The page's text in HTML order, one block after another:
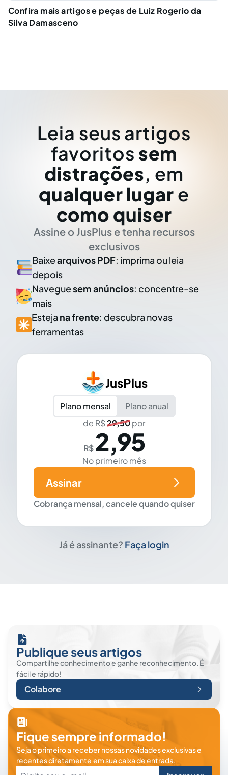
Confira mais artigos e peças de Luiz Rogerio da
Silva Damasceno
Leia seus artigos
favoritos sem
distrações, em
qualquer lugar e
como quiser
Assine o JusPlus e tenha recursos
exclusivos
Baixearquivos PDF: imprima ou leia
depois
Naveguesem anúncios: concentre-se
mais
Esteja na frente: descubra novas
ferramentas
JusPlus
Plano mensal
Plano anual
de R$29,50por
R$ 2,95
No primeiro mês
Cobrança mensal, cancele quando quiser
Assinar
Já é assinante? Faça login
Publique seus artigos
Compartilhe conhecimento e ganhe reconhecimento. É
fácil e rápido!
Colabore
Fique sempre informado!
Seja o primeiro a receber nossas novidades exclusivas e
recentes diretamente em sua caixa de entrada.